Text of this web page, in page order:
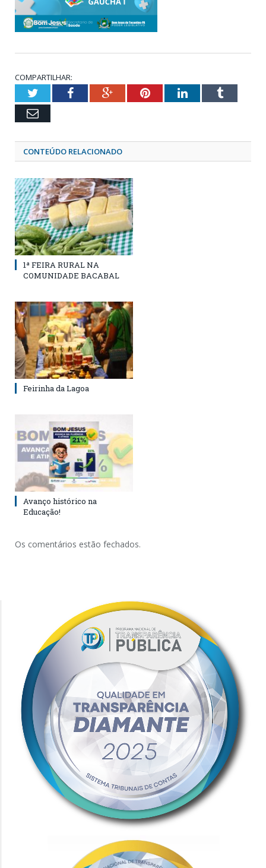
COMPARTILHAR:
TwitterFacebookGoogle+PinterestLinkedInTumblr
Email
CONTEÚDO RELACIONADO
1ª FEIRA RURAL NA
COMUNIDADE BACABAL
Feirinha da Lagoa
Avanço histórico na
Educação!
Os comentários estão fechados.